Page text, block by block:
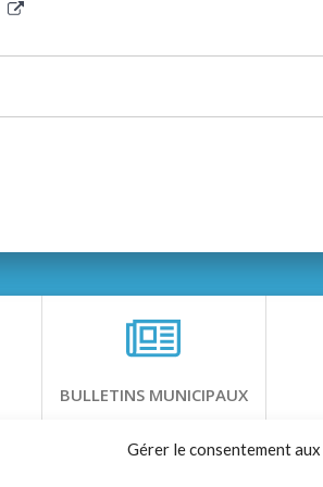
Gérer le consentement
BULLETINS MUNICIPAUX